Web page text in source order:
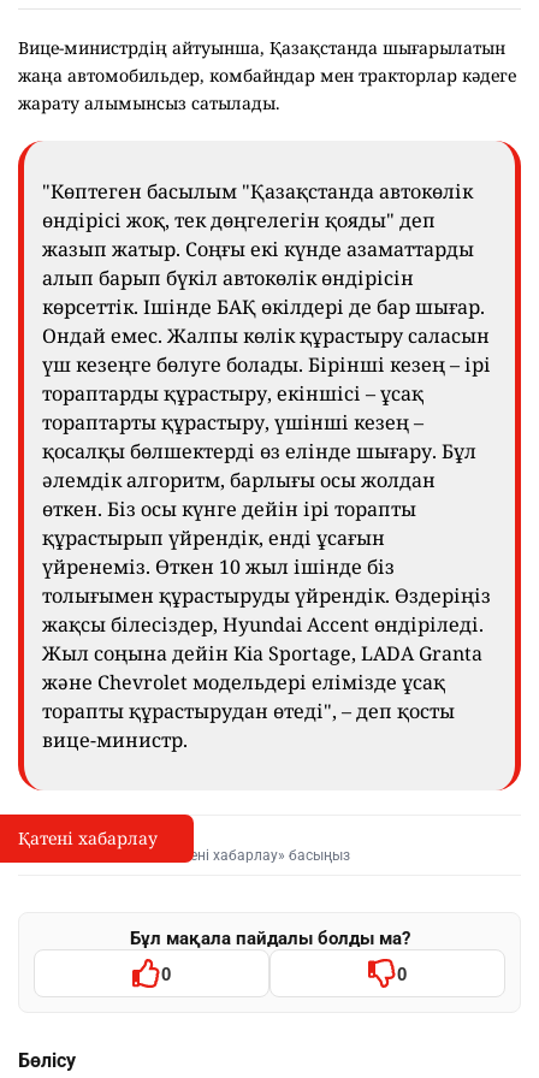
Вице-министрдің айтуынша, Қазақстанда шығарылатын
жаңа автомобильдер, комбайндар мен тракторлар кәдеге
жарату алымынсыз сатылады.
"Көптеген басылым "Қазақстанда автокөлік
өндірісі жоқ, тек дөңгелегін қояды" деп
жазып жатыр. Соңғы екі күнде азаматтарды
алып барып бүкіл автокөлік өндірісін
көрсеттік. Ішінде БАҚ өкілдері де бар шығар.
Ондай емес. Жалпы көлік құрастыру саласын
үш кезеңге бөлуге болады. Бірінші кезең – ірі
тораптарды құрастыру, екіншісі – ұсақ
тораптарты құрастыру, үшінші кезең –
қосалқы бөлшектерді өз елінде шығару. Бұл
әлемдік алгоритм, барлығы осы жолдан
өткен. Біз осы күнге дейін ірі торапты
құрастырып үйрендік, енді ұсағын
үйренеміз. Өткен 10 жыл ішінде біз
толығымен құрастыруды үйрендік. Өздеріңіз
жақсы білесіздер, Hyundai Accent өндіріледі.
Жыл соңына дейін Kia Sportage, LADA Granta
және Chevrolet модельдері елімізде ұсақ
торапты құрастырудан өтеді", – деп қосты
вице-министр.
I
Қате туралы хабарлау
Мәтінді белгілеп, «Қатені хабарлау» басыңыз
Бұл мақала пайдалы болды ма?
0 0
Бөлісу
Қатені хабарлау